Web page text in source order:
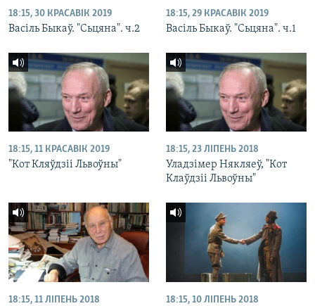
18:15, 30 КРАСАВІК 2019
Васіль Быкаў. "Сьцяна". ч.2
18:15, 29 КРАСАВІК 2019
Васіль Быкаў. "Сьцяна". ч.1
18:15, 11 КРАСАВІК 2019
"Кот Кляўдзіі Львоўны"
18:15, 23 ЛІПЕНЬ 2018
Уладзімер Някляеў, "Кот
Клаўдзіі Львоўны"
18:15, 11 ЛІПЕНЬ 2018 18:15, 10 ЛІПЕНЬ 2018